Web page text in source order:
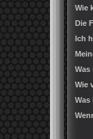
Wie
Die
Ich
Was
Wie
Was